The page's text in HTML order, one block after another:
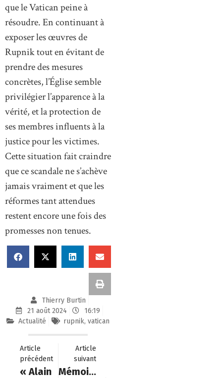
que le Vatican peine à
résoudre. En continuant à
exposer les œuvres de
Rupnik tout en évitant de
prendre des mesures
concrètes, l’Église semble
privilégier l’apparence à la
vérité, et la protection de
ses membres influents à la
justice pour les victimes.
Cette situation fait craindre
que ce scandale ne s’achève
jamais vraiment et que les
réformes tant attendues
restent encore une fois des
promesses non tenues.
Thierry Burtin
21 août 2024
16:19
Actualité
rupnik, vatican
Article
précédent
« Alain
Article
suivant
Mémoire